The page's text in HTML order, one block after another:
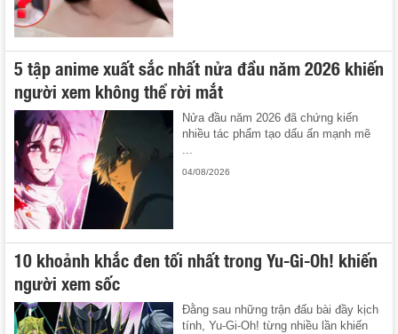
5 tập anime xuất sắc nhất nửa đầu năm 2026 khiến
người xem không thể rời mắt
Nửa đầu năm 2026 đã chứng kiến
nhiều tác phẩm tạo dấu ấn mạnh mẽ
04/08/2026
10 khoảnh khắc đen tối nhất trong Yu-Gi-Oh! khiến
người xem sốc
Đằng sau những trận đấu bài đầy kịch
tính, Yu-Gi-Oh! từng nhiều lần khiến